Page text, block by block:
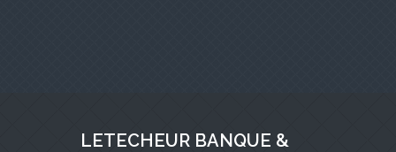
LETECHEUR BANQUE &